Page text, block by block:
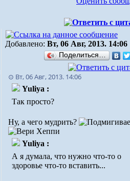
Добавлено: Вт, 06 Авг, 2013. 14:06
Поделиться…
⊙ Вт, 06 Авг, 2013. 14:06
Yuliya :
Так просто?
Ну, а чего мудрить?
Yuliya :
А я думала, что нужно что-то о
здоровье что-то вставить...